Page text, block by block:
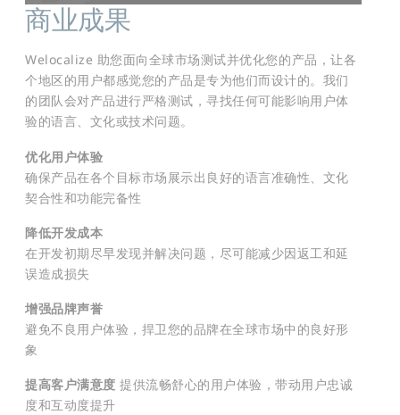
商业成果
Welocalize 助您面向全球市场测试并优化您的产品，让各
个地区的用户都感觉您的产品是专为他们而设计的。我们
的团队会对产品进行严格测试，寻找任何可能影响用户体
验的语言、文化或技术问题。
优化用户体验
确保产品在各个目标市场展示出良好的语言准确性、文化
契合性和功能完备性
降低开发成本
在开发初期尽早发现并解决问题，尽可能减少因返工和延
误造成损失
增强品牌声誉
避免不良用户体验，捍卫您的品牌在全球市场中的良好形
象
提高客户满意度 提供流畅舒心的用户体验，带动用户忠诚
度和互动度提升